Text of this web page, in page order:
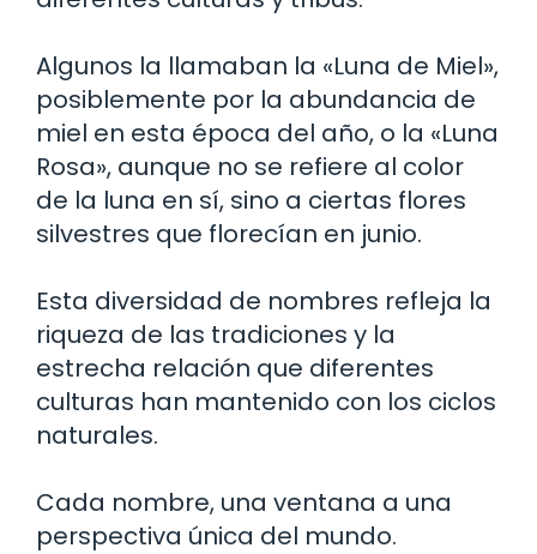
Algunos la llamaban la «Luna de Miel»,
posiblemente por la abundancia de
miel en esta época del año, o la «Luna
Rosa», aunque no se refiere al color
de la luna en sí, sino a ciertas flores
silvestres que florecían en junio.
Esta diversidad de nombres refleja la
riqueza de las tradiciones y la
estrecha relación que diferentes
culturas han mantenido con los ciclos
naturales.
Cada nombre, una ventana a una
perspectiva única del mundo.